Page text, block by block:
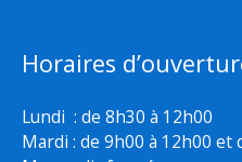
Horaires
Lundi : de 8h30 à 12h00
Mardi : de 9h00 à 12h00 et